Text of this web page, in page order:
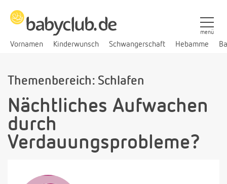
Vornamen Kinderwunsch Schwangerschaft Hebamme
menü
Themenbereich: Schlafen
Nächtliches Aufwachen
durch
Verdauungsprobleme?